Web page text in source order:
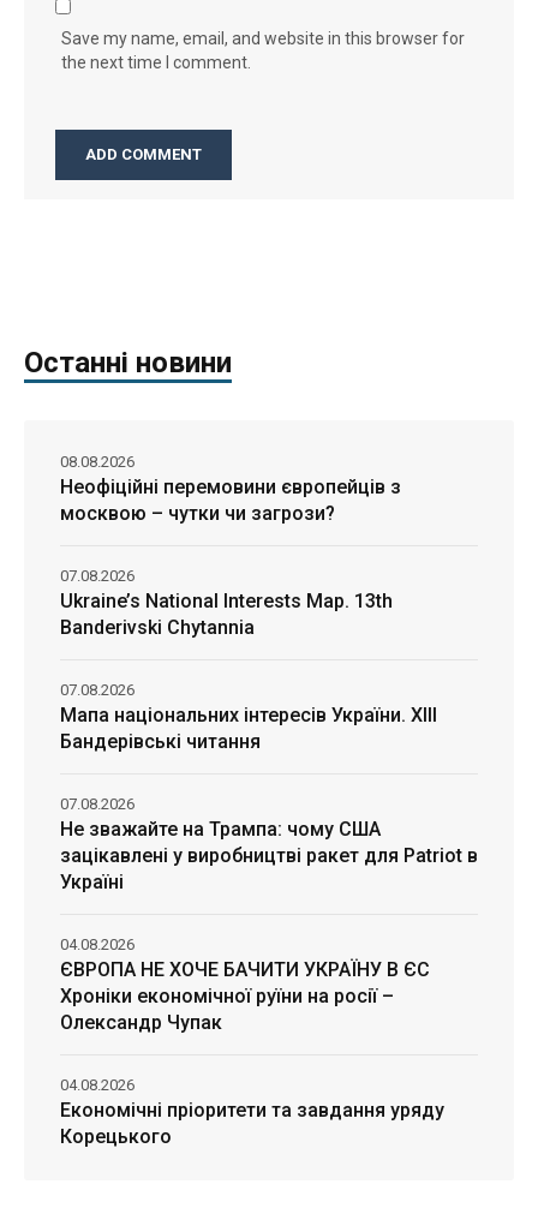
Save my name, email, and website in this browser for
the next time I comment.
Останні новини
Неофіційні перемовини європейців з
москвою – чутки чи загрози?
08.08.2026
Ukraine’s National Interests Map. 13th
Banderivski Chytannia
07.08.2026
Мапа національних інтересів України. ХІІІ
Бандерівські читання
07.08.2026
Не зважайте на Трампа: чому США
зацікавлені у виробництві ракет для Patriot в
Україні
07.08.2026
ЄВРОПА НЕ ХОЧЕ БАЧИТИ УКРАЇНУ В ЄС
Хроніки економічної руїни на росії –
Олександр Чупак
04.08.2026
Економічні пріоритети та завдання уряду
Корецького
04.08.2026